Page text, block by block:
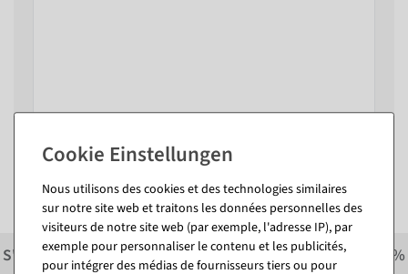
Envoyer une demande
S'inscrire à la newsletter et recevoir immédiatement 10%
Nous utilisons des cookies et des technologies similaires
sur notre site web et traitons les données personnelles des
visiteurs de notre site web (par exemple, l'adresse IP), par
exemple pour personnaliser le contenu et les publicités,
pour intégrer des médias de fournisseurs tiers ou pour